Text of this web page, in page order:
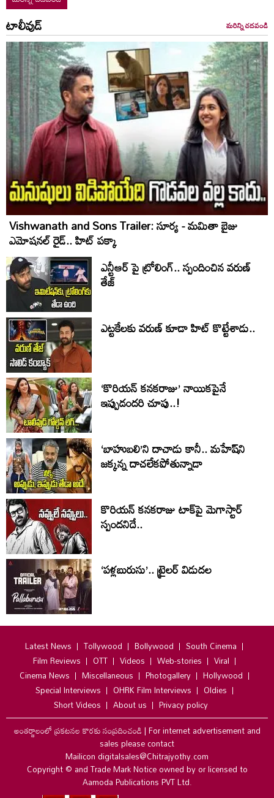
టాలీవుడ్ మరిన్ని చదవండి
Vishwanath and Sons Trailer: సూర్య - మమితా బైజు
ఎమోషనల్ రైడ్.. హిట్ పక్కా
ఎన్టీఆర్ పై ట్రోలింగ్.. స్పందించిన వరుణ్
తేజ్
ఎట్టకేలకు వరుణ్ కూడా హిట్ కొట్టేశాడు..
‘కొరియన్ కనకరాజు’ నాయికపైనే
ఇప్పుడందరి చూపు..!
‘బాహుబలి’ని దాచాడు కానీ.. మహేష్‌ని
జక్కన్న దాచలేకపోతున్నాడా
కొరియన్ కనకరాజు టాక్‌పై మెగాస్టార్
స్పందనిదే..
‘పళ్లబురుసు’.. ట్రైలర్ విడుదల
Latest News Tollywood Bollywood
South Cinema
Film Reviews
OTT Videos Web-stories
Viral
Cinema News
Miscellaneous Photogallery
Hollywood
Special Interviews
OHRK Film Interviews
Oldies
Short Videos
About us
Privacy policy
అంతర్జాలంలో ప్రకటనల కొరకు సంప్రదించండి|For internet advertisement and
sales please contact
Mailicon digitalsales@Chitrajyothy.com
Copyright © and Trade Mark Notice owned by or licensed to
Aamoda Publications PVT Ltd.